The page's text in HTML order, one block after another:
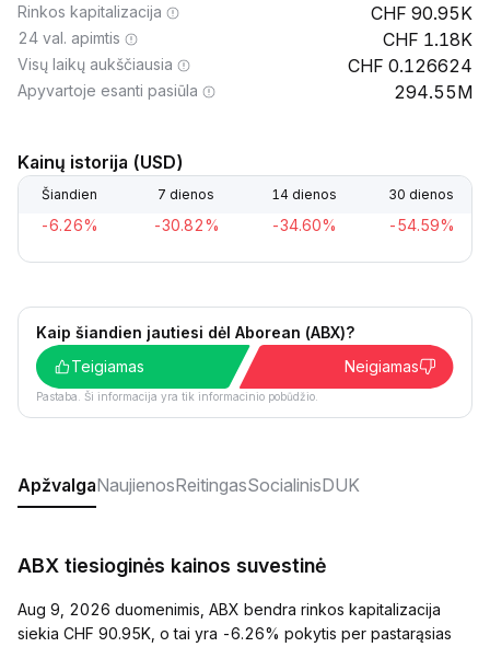
Rinkos kapitalizacija 90.95K
24 val. apimtis 1.18K
Visų laikų aukščiausia 0.126624
Apyvartoje esanti pasiūla 294.55M
Kainų istorija (USD)
Šiandien 7 dienos 14 dienos 30 dienos
-6.26% -30.82% -34.60% -54.59%
Kaip šiandien jautiesi dėl Aborean (ABX)?
Teigiamas
Neigiamas
Pastaba. Ši informacija yra tik informacinio pobūdžio.
ApžvalgaNaujienosReitingasSocialinisDUK
ABX tiesioginės kainos suvestinė
Aug 9, 2026 duomenimis, ABX bendra rinkos kapitalizacija
siekia CHF 90.95K, o tai yra -6.26% pokytis per pastarąsias